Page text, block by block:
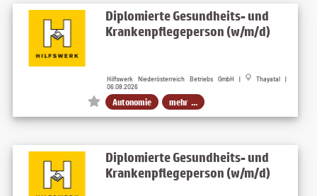
Diplomierte Gesundheits- und
Krankenpflegeperson (w/m/d)
Hilfswerk Niederösterreich Betriebs GmbH |
Thayatal |
06.08.2026
Autonomie mehr ...
Diplomierte Gesundheits- und
Krankenpflegeperson (w/m/d)